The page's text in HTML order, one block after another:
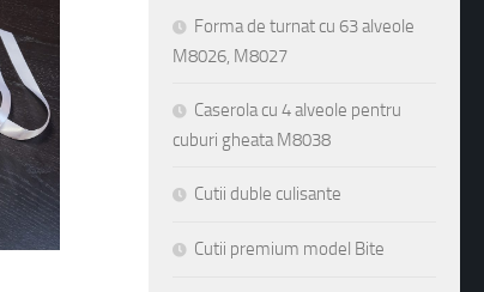
Forma de turnat cu 63 alveole
M8026, M8027
Caserola cu 4 alveole pentru
cuburi gheata M8038
Cutii duble culisante
Cutii premium model Bite